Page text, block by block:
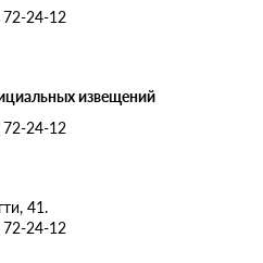
24-12
извещений
24-12
41.
24-12